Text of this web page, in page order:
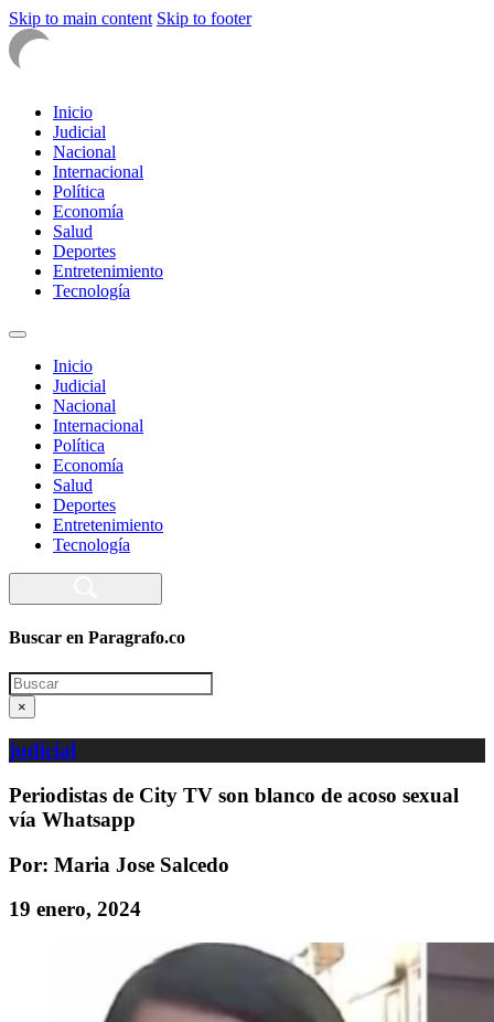
Skip to main content Skip to footer
Inicio
Judicial
Nacional
Internacional
Política
Economía
Salud
Deportes
Entretenimiento
Tecnología
Inicio
Judicial
Nacional
Internacional
Política
Economía
Salud
Deportes
Entretenimiento
Tecnología
Buscar en Paragrafo.co
Search
×
judicial
Periodistas de City TV son blanco de acoso sexual
vía Whatsapp
Por: Maria Jose Salcedo
19 enero, 2024